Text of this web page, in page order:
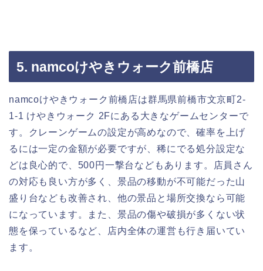
5. namcoけやきウォーク前橋店
namcoけやきウォーク前橋店は群馬県前橋市文京町2-
1-1 けやきウォーク 2Fにある大きなゲームセンターで
す。クレーンゲームの設定が高めなので、確率を上げ
るには一定の金額が必要ですが、稀にでる処分設定な
どは良心的で、500円一撃台などもあります。店員さん
の対応も良い方が多く、景品の移動が不可能だった山
盛り台なども改善され、他の景品と場所交換なら可能
になっています。また、景品の傷や破損が多くない状
態を保っているなど、店内全体の運営も行き届いてい
ます。